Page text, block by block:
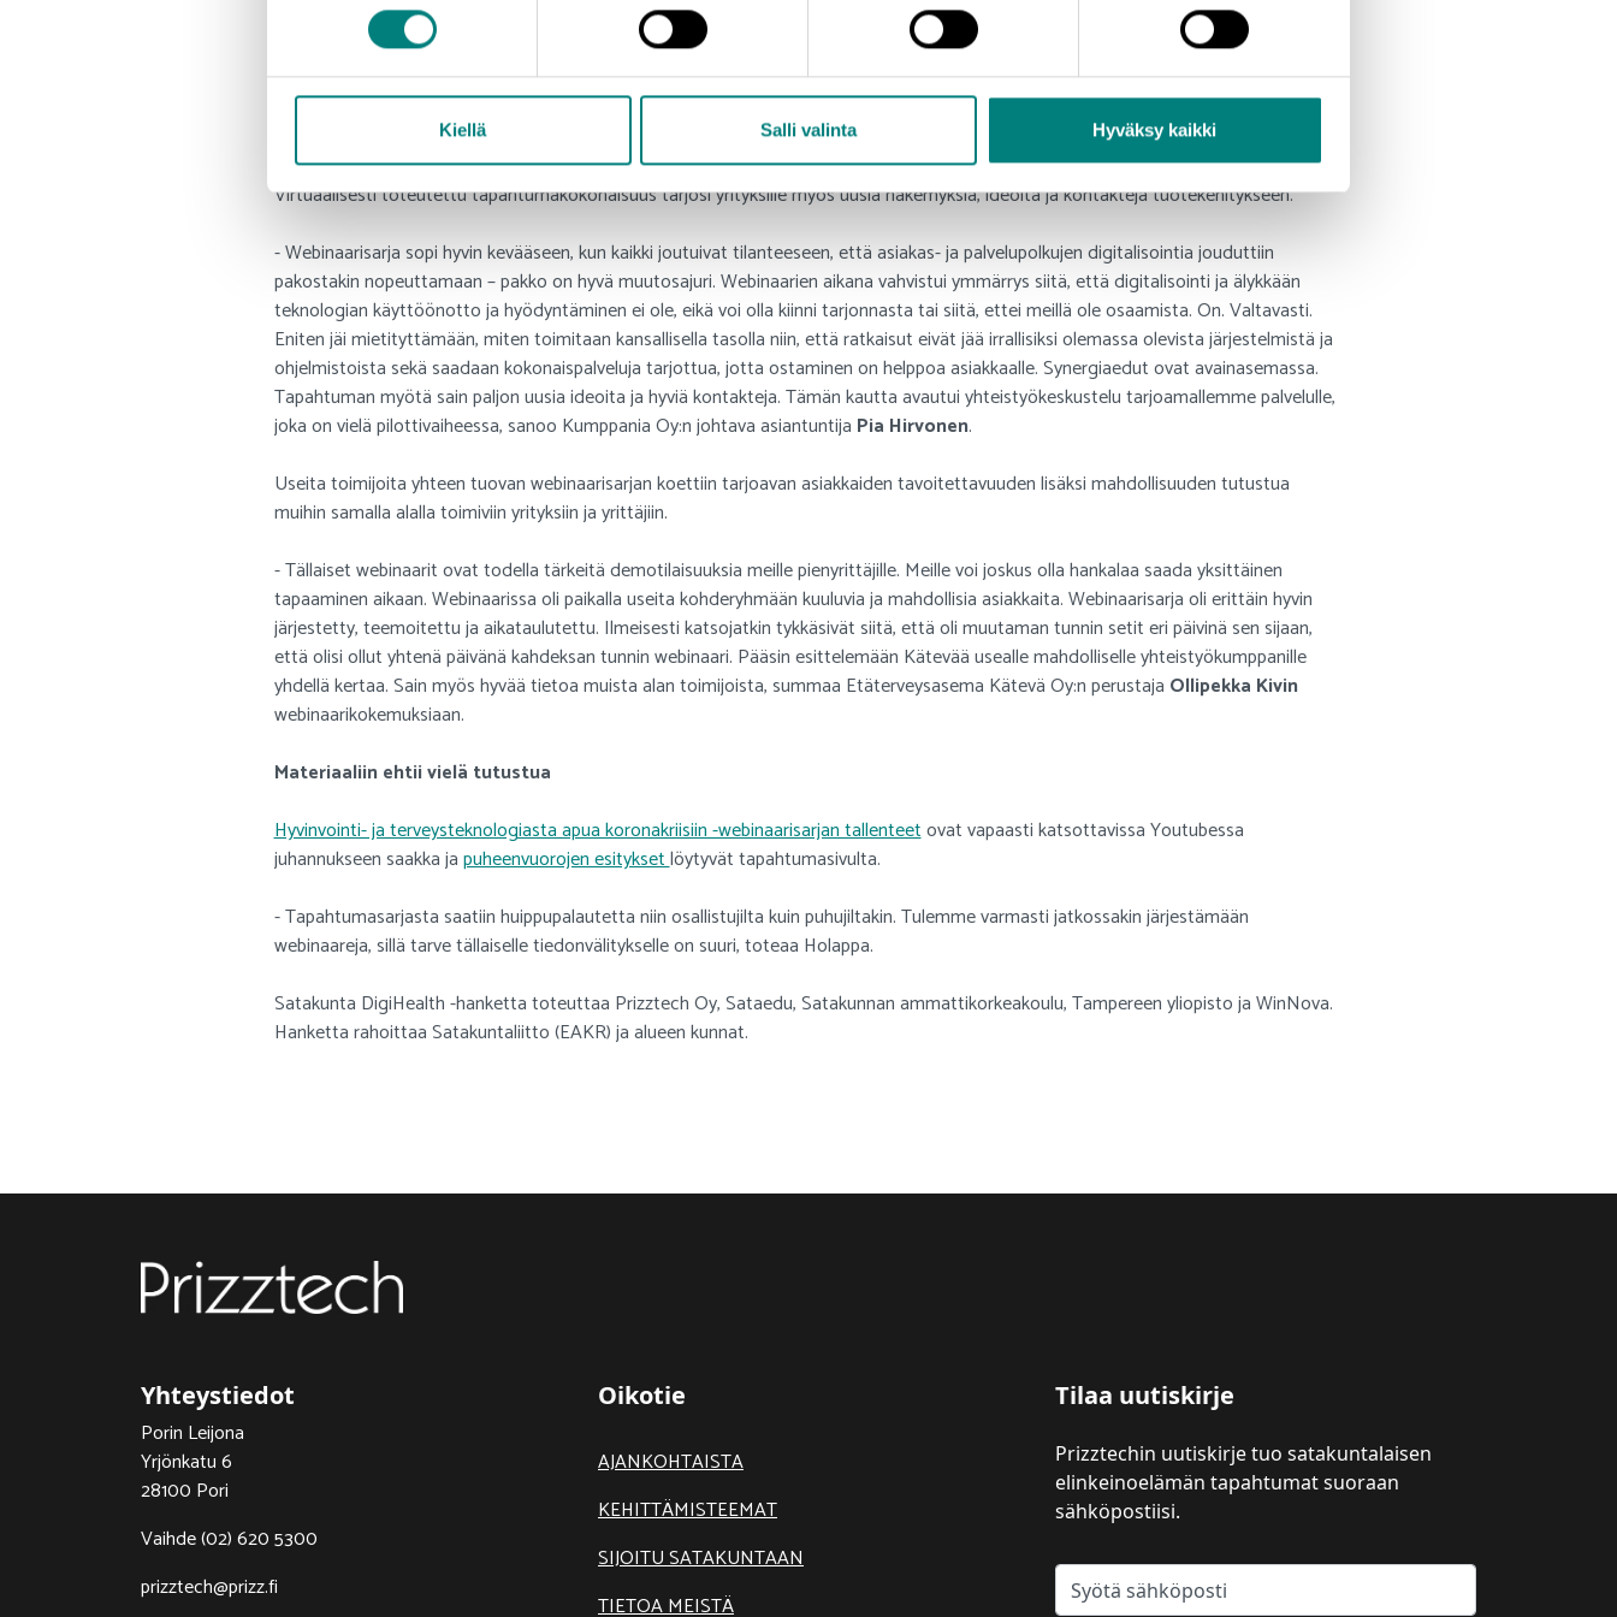
Kiellä Salli valinta Hyväksy kaikki
webinaarisarjassa tavoitettiin iso, relevantti kuulijakunta minimipanostuksella (ei matkoja, majoituksia, menetettyjä työpäiviä, kalliita
messustandeja jne.). Ja koska yritysten edustus oli niin hyvä ja kattava, tapahtuma houkutteli runsaasti yleisöä ja heidän oli helppo
poimia itselleen kiinnostavat esitykset. Webinaarimuoto mahdollisti myös sen, että asiakkaat, jotka eivät käy messuilla, pystyivät käydä
katsomassa vaikka juuri sen yhden heitä kiinnostavan esityksen työpäivän keskellä. Toivoisin webinaareille jatkoa, voisi olla
ehdottomasti joka vuotinen, kiteyttää Onervan toimitusjohtaja ja perustaja
Virtuaalisesti toteutettu tapahtumakokonaisuus tarjosi yrityksille myös uusia näkemyksiä, ideoita ja kontakteja tuotekehitykseen.
- Webinaarisarja sopi hyvin kevääseen, kun kaikki joutuivat tilanteeseen, että asiakas- ja palvelupolkujen digitalisointia jouduttiin
pakostakin nopeuttamaan – pakko on hyvä muutosajuri. Webinaarien aikana vahvistui ymmärrys siitä, että digitalisointi ja älykkään
teknologian käyttöönotto ja hyödyntäminen ei ole, eikä voi olla kiinni tarjonnasta tai siitä, ettei meillä ole osaamista. On. Valtavasti.
Eniten jäi mietityttämään, miten toimitaan kansallisella tasolla niin, että ratkaisut eivät jää irrallisiksi olemassa olevista järjestelmistä ja
ohjelmistoista sekä saadaan kokonaispalveluja tarjottua, jotta ostaminen on helppoa asiakkaalle. Synergiaedut ovat avainasemassa.
Tapahtuman myötä sain paljon uusia ideoita ja hyviä kontakteja. Tämän kautta avautui yhteistyökeskustelu tarjoamallemme palvelulle,
joka on vielä pilottivaiheessa, sanoo Kumppania Oy:n johtava asiantuntija Pia Hirvonen.
Useita toimijoita yhteen tuovan webinaarisarjan koettiin tarjoavan asiakkaiden tavoitettavuuden lisäksi mahdollisuuden tutustua
muihin samalla alalla toimiviin yrityksiin ja yrittäjiin.
- Tällaiset webinaarit ovat todella tärkeitä demotilaisuuksia meille pienyrittäjille. Meille voi joskus olla hankalaa saada yksittäinen
tapaaminen aikaan. Webinaarissa oli paikalla useita kohderyhmään kuuluvia ja mahdollisia asiakkaita. Webinaarisarja oli erittäin hyvin
järjestetty, teemoitettu ja aikataulutettu. Ilmeisesti katsojatkin tykkäsivät siitä, että oli muutaman tunnin setit eri päivinä sen sijaan,
että olisi ollut yhtenä päivänä kahdeksan tunnin webinaari. Pääsin esittelemään Kätevää usealle mahdolliselle yhteistyökumppanille
yhdellä kertaa. Sain myös hyvää tietoa muista alan toimijoista, summaa Etäterveysasema Kätevä Oy:n perustaja Ollipekka Kivin
webinaarikokemuksiaan.
Materiaaliin ehtii vielä tutustua
Hyvinvointi- ja terveysteknologiasta apua koronakriisiin -webinaarisarjan tallenteetovat vapaasti katsottavissa Youtubessa
juhannukseen saakka japuheenvuorojen esityksetlöytyvät tapahtumasivulta.
- Tapahtumasarjasta saatiin huippupalautetta niin osallistujilta kuin puhujiltakin. Tulemme varmasti jatkossakin järjestämään
webinaareja, sillä tarve tällaiselle tiedonvälitykselle on suuri, toteaa Holappa.
Satakunta DigiHealth -hanketta toteuttaa Prizztech Oy, Sataedu, Satakunnan ammattikorkeakoulu, Tampereen yliopisto ja WinNova.
Hanketta rahoittaa Satakuntaliitto (EAKR) ja alueen kunnat.
Yhteystiedot
Porin Leijona
Yrjönkatu 6
28100 Pori
Vaihde (02) 620 5300
prizztech@prizz.fi
Oikotie
AJANKOHTAISTA
KEHITTÄMISTEEMAT
SIJOITU SATAKUNTAAN
TIETOA MEISTÄ
Tilaa uutiskirje
Prizztechin uutiskirje tuo satakuntalaisen
elinkeinoelämän tapahtumat suoraan
sähköpostiisi.